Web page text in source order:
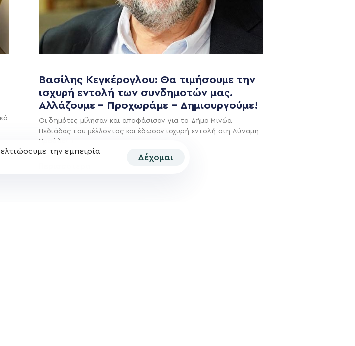
Βασίλης Κεγκέρογλου: Θα τιμήσουμε την
ισχυρή εντολή των συνδημοτών μας.
Αλλάζουμε – Προχωράμε – Δημιουργούμε!
Οι δημότες μίλησαν και αποφάσισαν για το Δήμο Μινώα
Πεδιάδας του μέλλοντος και έδωσαν ισχυρή εντολή στη Δύναμη
Προόδου και
ΕΚΛΟΓΙΚΌ ΚΈΝΤΡΟ
Ηλ. ταχυδρομείο
kegkeroglou@gmail.com
NEWSLETTER
την εμπειρία
Δέχομαι